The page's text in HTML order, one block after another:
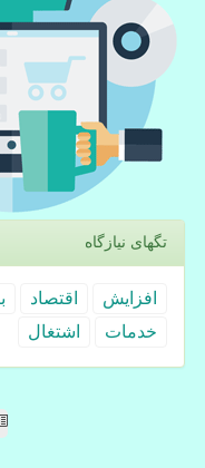
تگهای نیازگاه
افزایش اقتصاد
خدمات
اشتغال